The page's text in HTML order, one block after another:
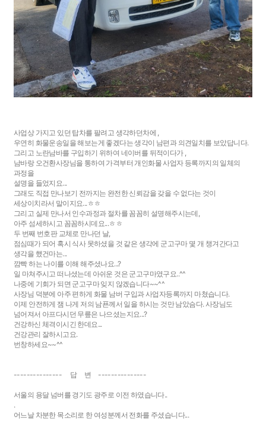
사업상 가지고 있던 탑차를 팔려고 생각하던차에 ,
우연히 화물운송일을 해보는게 좋겠다는 생각이 남편과 의견일치를 보았답니다.
그리고 노란남바를 구입하기 위하여 네이버를 뒤적이다가 ,
남바랑 오건환사장님을 통하여 가격부터 개인화물 사업자 등록까지의 일체의
과정을
설명을 들었지요...
그래도 직접 만나보기 전까지는 완전한 신뢰감을 갖을 수 없다는 것이
세상이치라서 말이지요...ㅎㅎ
그리고 실제 만나서 인수과정과 절차를 꼼꼼히 설명해주시는데,
아주 섬세하시고 꼼꼼하시데요...ㅎㅎ
두 번째 번호판 교체로 만나던 날,
점심때가 되어 혹시 식사 못하셨을 것 같은 생각에 군고구마 몇 개 챙겨간다고
생각을 했건마는...
깜빡 하는 나이를 이해 해주셨나요...?
일 마쳐주시고 떠나셨는데 아쉬운 것은 군고구마였구요..^^
나중에 기회가 되면 군고구마 잊지 않겠습니다~~^^
사장님 덕분에 아주 편하게 화물 남버 구입과 사업자등록까지 마쳤습니다.
이제 안전하게 잼 나게 저의 남푠께서 일을 하시는 것만 남았슴다. 사장님도
넘어져서 아프다시던 무릎은 나으셨는지요...?
건강하신 체격이시긴 한데요...
건강관리 잘하시고요.
번창하세요~~^^
--------------- 답 변 ---------------
서울의 용달 넘버를 경기도 광주로 이전 하였습니다..
.
어느날 차분한 목소리로 한 여성분께서 전화를 주셨습니다...